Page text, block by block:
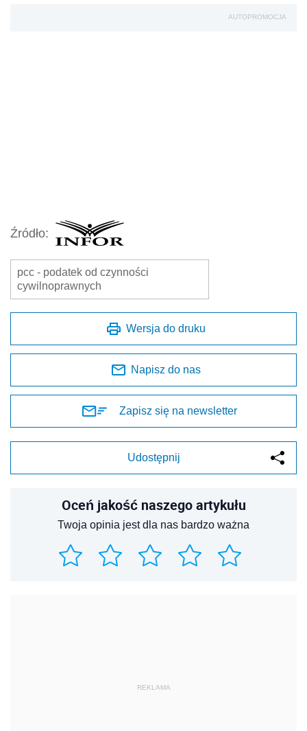
AUTOPROMOCJA
Źródło:
pcc - podatek od czynności
cywilnoprawnych
Wersja do druku
Napisz do nas
Zapisz się na newsletter
Udostępnij
Oceń jakość naszego artykułu
Twoja opinia jest dla nas bardzo ważna
REKLAMA